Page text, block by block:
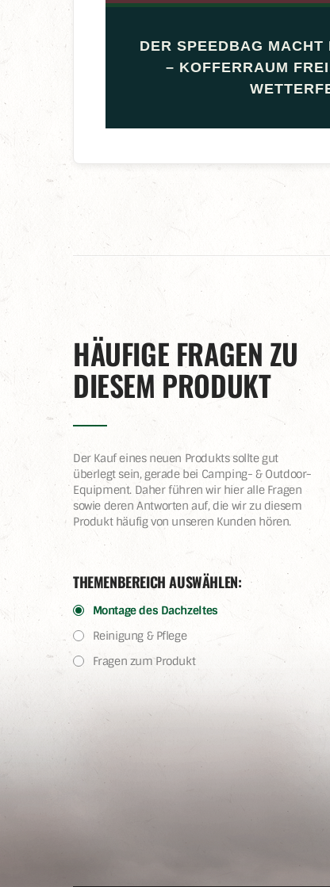
DER SPEEDBAG
– KOFFERRAUM
HÄUFIGE FRAGEN ZU
DIESEM PRODUKT
Der Kauf eines neuen Produkts sollte gut
überlegt sein, gerade bei Camping- & Outdoor-
Equipment. Daher führen wir hier alle Fragen
sowie deren Antworten auf, die wir zu diesem
Produkt häufig von unseren Kunden hören.
THEMENBEREICH AUSWÄHLEN:
Montage des Dachzeltes
Reinigung & Pflege
Fragen zum Produkt